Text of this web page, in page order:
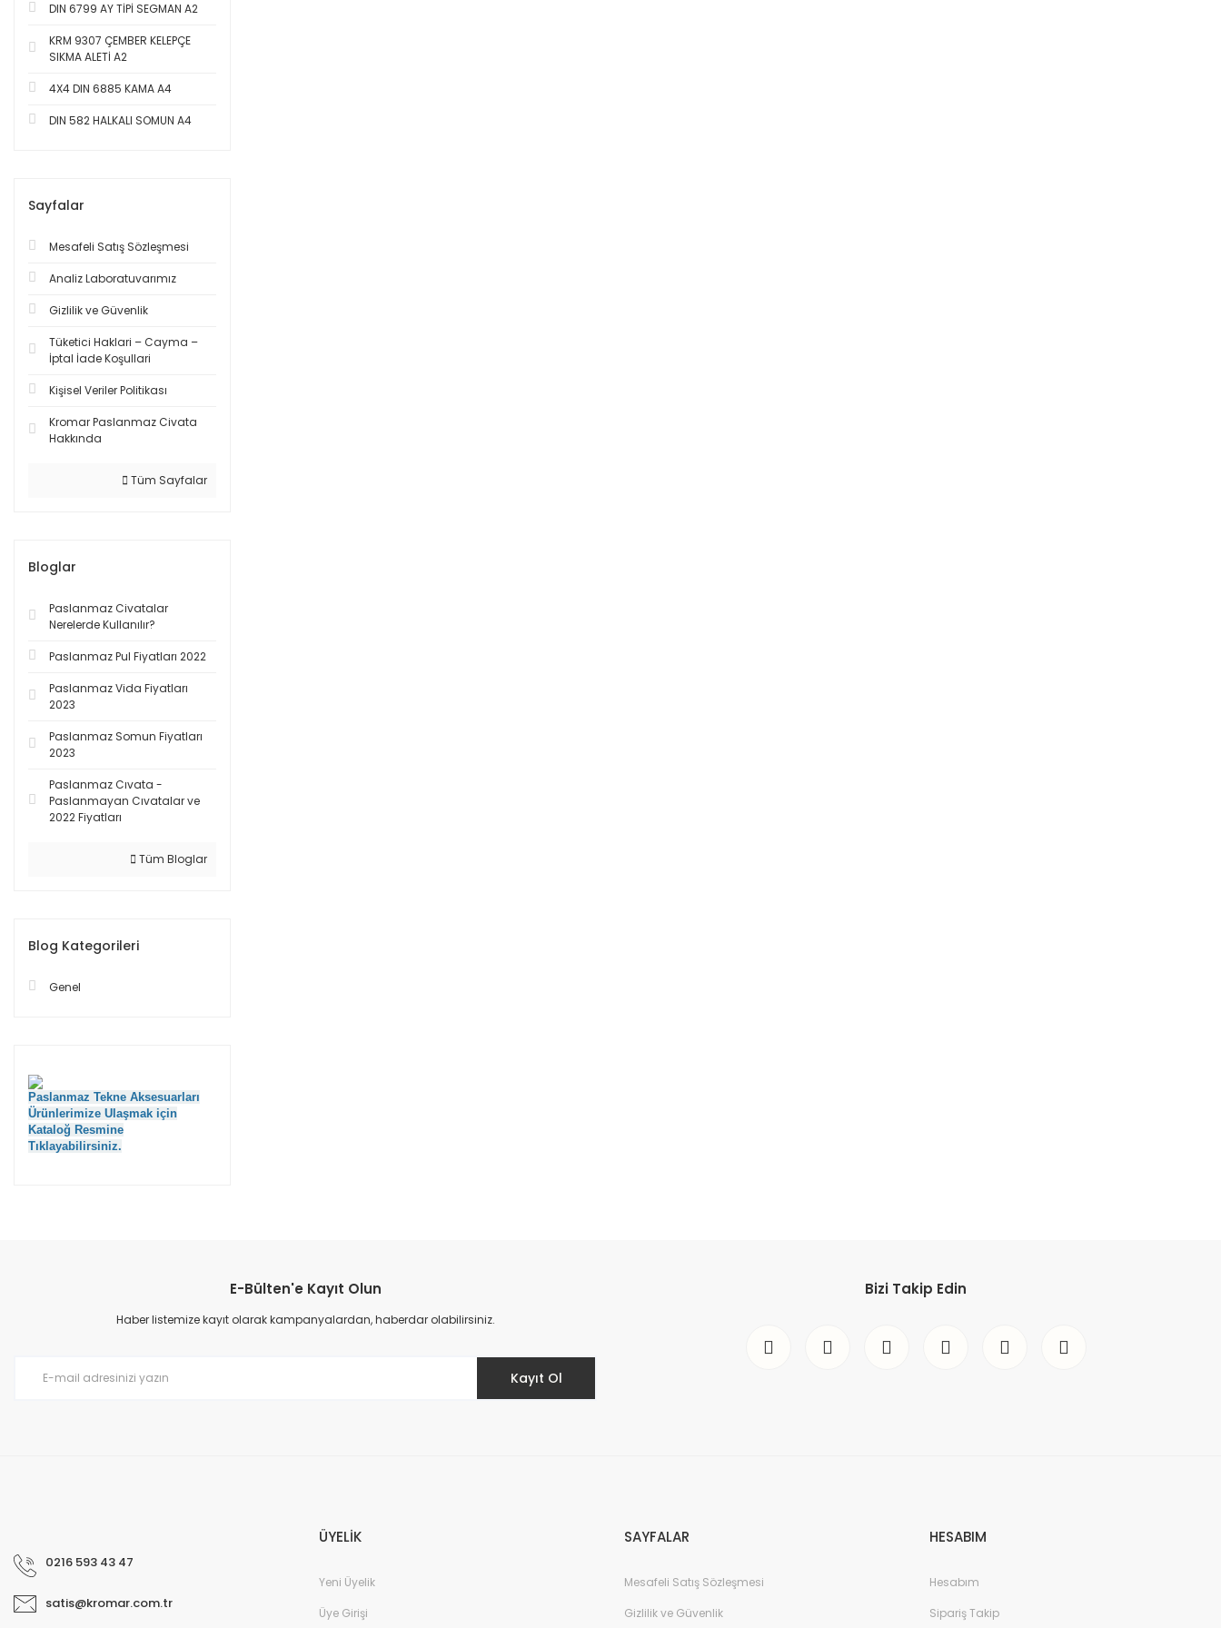
DIN 6799 AY TİPİ SEGMAN A2
KRM 9307 ÇEMBER KELEPÇE
SIKMA ALETİ A2
4X4 DIN 6885 KAMA A4
DIN 582 HALKALI SOMUN A4
Sayfalar
Mesafeli Satış Sözleşmesi
Analiz Laboratuvarımız
Gizlilik ve Güvenlik
Tüketici Haklari – Cayma –
İptal İade Koşullari
Kişisel Veriler Politikası
Kromar Paslanmaz Civata
Hakkında
Tüm Sayfalar
Bloglar
Paslanmaz Civatalar
Nerelerde Kullanılır?
Paslanmaz Pul Fiyatları 2022
Paslanmaz Vida Fiyatları
2023
Paslanmaz Somun Fiyatları
2023
Paslanmaz Cıvata -
Paslanmayan Cıvatalar ve
2022 Fiyatları
Tüm Bloglar
Blog Kategorileri
Genel
Paslanmaz Tekne Aksesuarları
Ürünlerimize Ulaşmak için
Kataloğ Resmine
Tıklayabilirsiniz.
E-Bülten'e Kayıt Olun
Haber listemize kayıt olarak kampanyalardan, haberdar olabilirsiniz.
Kayıt Ol
Bizi Takip Edin
0216 593 43 47
satis@kromar.com.tr
ÜYELİK
Yeni Üyelik
Üye Girişi
SAYFALAR
Mesafeli Satış Sözleşmesi
Gizlilik ve Güvenlik
HESABIM
Hesabım
Sipariş Takip